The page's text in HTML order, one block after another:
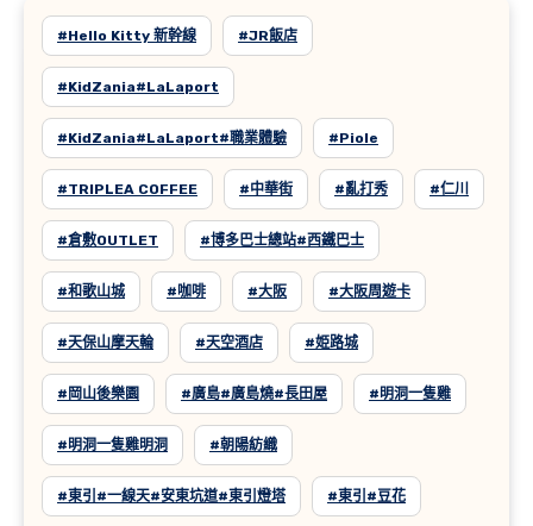
#Hello Kitty 新幹線 #JR飯店
#KidZania#LaLaport
#KidZania#LaLaport#職業體驗 #Piole
#TRIPLEA COFFEE #中華街 #亂打秀 #仁川
#倉敷OUTLET #博多巴士總站#西鐵巴士
#和歌山城 #咖啡 #大阪 #大阪周遊卡
#天保山摩天輪 #天空酒店 #姫路城
#岡山後樂園 #廣島#廣島燒#長田屋 #明洞一隻雞
#明洞一隻雞明洞 #朝陽紡織
#東引#一線天#安東坑道#東引燈塔 #東引#豆花